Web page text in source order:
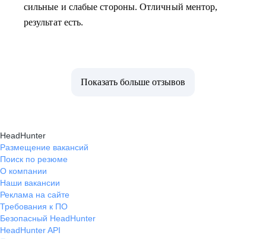
сильные и слабые стороны. Отличный ментор,
результат есть.
Показать больше отзывов
HeadHunter
Размещение вакансий
Поиск по резюме
О компании
Наши вакансии
Реклама на сайте
Требования к ПО
Безопасный HeadHunter
HeadHunter API